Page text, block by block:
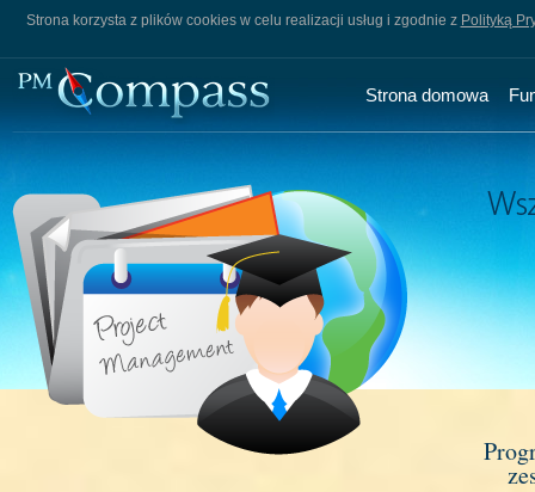
Strona korzysta z plików cookies w celu realizacji usług i zgodnie z Polityką
Strona domowa